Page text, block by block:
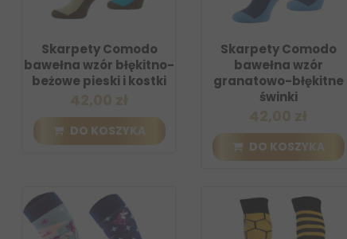
Skarpety Comodo
bawełna wzór błękitno-
beżowe pieski i kostki
DO KOSZYKA
Skarpety Comodo
bawełna wzór
granatowo-błękitne
świnki
DO KOSZYKA